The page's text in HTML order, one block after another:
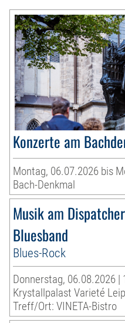
Konzerte am
Montag, 06.07.2026 bis
Bach-Denkmal
Musik am
Bluesband
Blues-Rock
Donnerstag, 06.08.2026 |
Krystallpalast Varieté
Treff/Ort: VINETA-Bistro